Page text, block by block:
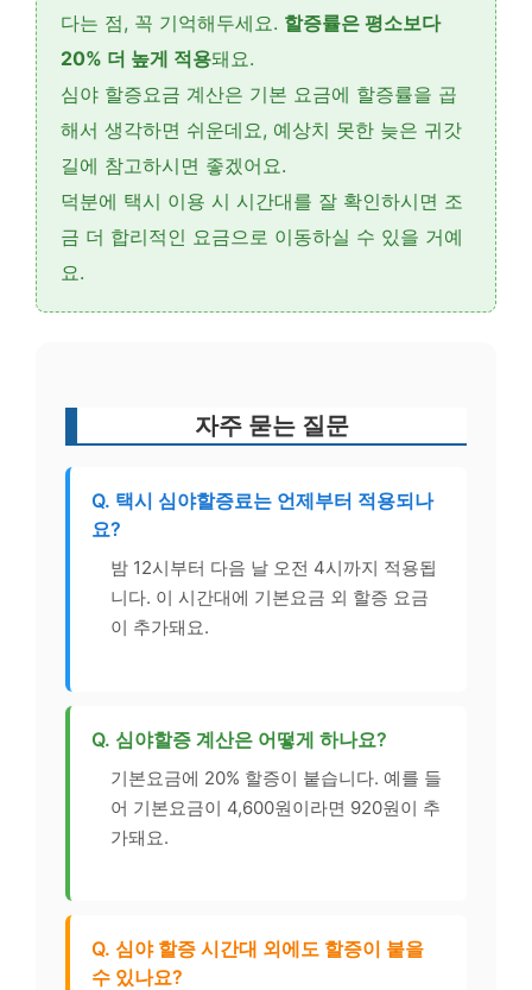
다는 점, 꼭 기억해두세요. 할증률은 평소보다
20% 더 높게 적용돼요.
심야 할증요금 계산은 기본 요금에 할증률을 곱
해서 생각하면 쉬운데요, 예상치 못한 늦은 귀갓
길에 참고하시면 좋겠어요.
덕분에 택시 이용 시 시간대를 잘 확인하시면 조
금 더 합리적인 요금으로 이동하실 수 있을 거예
요.
자주 묻는 질문
Q. 택시 심야할증료는 언제부터 적용되나
요?
밤 12시부터 다음 날 오전 4시까지 적용됩
니다. 이 시간대에 기본요금 외 할증 요금
이 추가돼요.
Q. 심야할증 계산은 어떻게 하나요?
기본요금에 20% 할증이 붙습니다. 예를 들
어 기본요금이 4,600원이라면 920원이 추
가돼요.
Q. 심야 할증 시간대 외에도 할증이 붙을
수 있나요?